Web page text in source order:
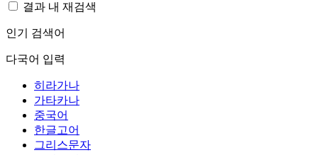
결과 내 재검색
인기 검색어
다국어 입력
히라가나
가타카나
중국어
한글고어
그리스문자